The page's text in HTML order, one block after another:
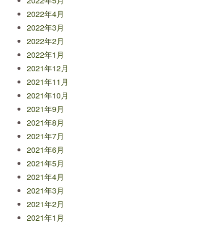
2022年4月
2022年3月
2022年2月
2022年1月
2021年12月
2021年11月
2021年10月
2021年9月
2021年8月
2021年7月
2021年6月
2021年5月
2021年4月
2021年3月
2021年2月
2021年1月